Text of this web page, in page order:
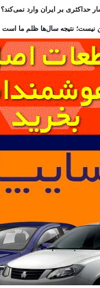
حداکثری بر ایران وارد نمی‌کند؟
نیست؛ نتیجه سال‌ها ظلم ما است